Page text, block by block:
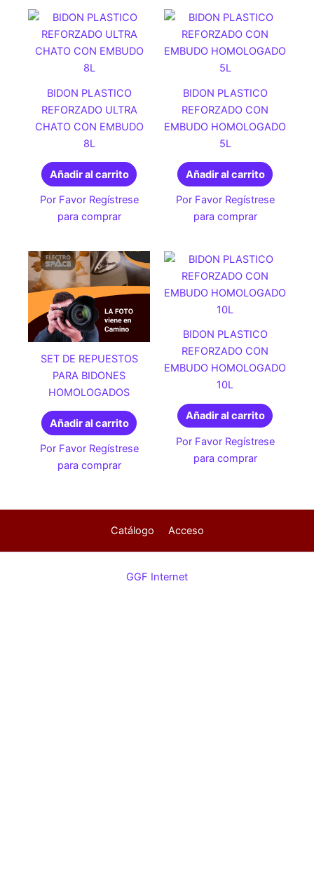
BIDON PLASTICO
REFORZADO ULTRA
CHATO CON EMBUDO
8L
Añadir al carrito
Por Favor Regístrese
para comprar
BIDON PLASTICO
REFORZADO CON
EMBUDO HOMOLOGADO
5L
Añadir al carrito
Por Favor Regístrese
para comprar
SET DE REPUESTOS
PARA BIDONES
HOMOLOGADOS
Añadir al carrito
Por Favor Regístrese
para comprar
BIDON PLASTICO
REFORZADO CON
EMBUDO HOMOLOGADO
10L
Añadir al carrito
Por Favor Regístrese
para comprar
Catálogo Acceso
GGF Internet